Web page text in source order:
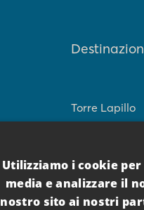
Torre Lapillo
Porto
Borghi Del
Utilizziamo i cookie
media e analizzare il
nostro sito ai nostri